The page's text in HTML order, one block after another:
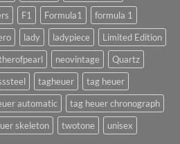
F1 Formula1
formula 1
lady ladypiece
Limited Edition
neovintage
Quartz
tagheuer
tag heuer
automatic
tag heuer chronograph
skeleton twotone
unisex